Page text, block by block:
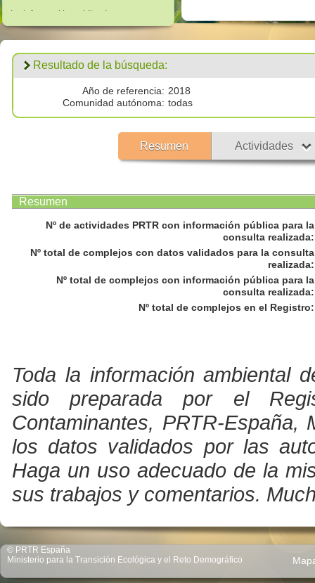
La información publicada en
referencia a los años 2008 hasta
establecidos en el Anexo II “Lista de
Sustancias” del Real Decreto
508/2007, de 20 de abril, que regula
el suministro de información sobre
emisiones del Reglamento E - PRTR
y de las autorizaciones ambientales
integradas.
Los datos publicados respecto al
todas las
emisiones por encima de cero
Resultado de la búsqueda:
Año de referencia: 2018
Comunidad autónoma: todas
Resumen Actividades
Resumen
Nº de actividades PRTR con información pública para la
consulta realizada:
Nº total de complejos con datos validados para la consulta
realizada:
Nº total de complejos con información pública para la
consulta realizada:
Nº total de complejos en el Registro:
Toda la información ambiental
sido preparada por el
Contaminantes, PRTR-España,
los datos validados por las
Haga un uso adecuado de la
sus trabajos y comentarios.
© PRTR España
Ministerio para la Transición Ecológica y el Reto Demográfico